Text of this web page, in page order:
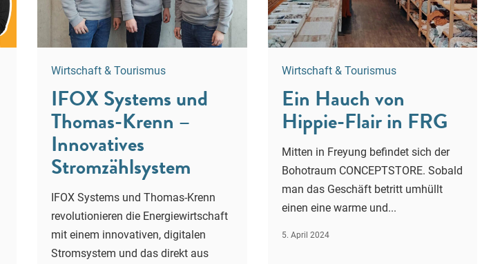
Wirtschaft & Tourismus
IFOX Systems und
Thomas-Krenn –
Innovatives
Stromzählsystem
IFOX Systems und Thomas-Krenn
revolutionieren die Energiewirtschaft
mit einem innovativen, digitalen
Stromsystem und das direkt aus
Wirtschaft & Tourismus
Ein Hauch von
Hippie-Flair in FRG
Mitten in Freyung befindet sich der
Bohotraum CONCEPTSTORE. Sobald
man das Geschäft betritt umhüllt
einen eine warme und...
5. April 2024